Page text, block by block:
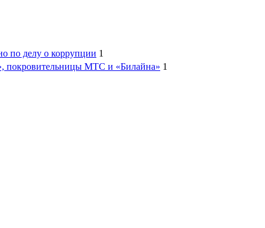
по делу о коррупции 1
покровительницы МТС и «Билайна» 1